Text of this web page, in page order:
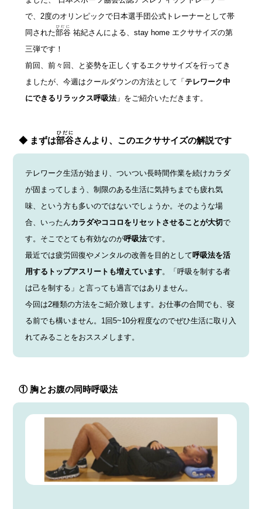
で、2度のオリンピックで日本選手団公式トレーナーとして帯
同された部谷
ひだに
祐紀さんによる、stay home エクササイズの第
三弾です！
前回、前々回、と姿勢を正しくするエクササイズを行ってき
ましたが、今週はクールダウンの方法として「テレワーク中
にできるリラックス呼吸法」をご紹介いただきます。
◆ まずは部谷
ひだに
さんより、このエクササイズの解説です
テレワーク生活が始まり、ついつい長時間作業を続けカラダ
が固まってしまう、制限のある生活に気持ちまでも疲れ気
味、という方も多いのではないでしょうか。そのような場
合、いったんカラダやココロをリセットさせることが大切で
す。そこでとても有効なのが呼吸法です。
最近では疲労回復やメンタルの改善を目的として呼吸法を活
用するトップアスリートも増えています。「呼吸を制する者
は己を制する」と言っても過言ではありません。
今回は2種類の方法をご紹介致します。お仕事の合間でも、寝
る前でも構いません。1回5~10分程度なのでぜひ生活に取り入
れてみることをおススメします。
① 胸とお腹の同時呼吸法